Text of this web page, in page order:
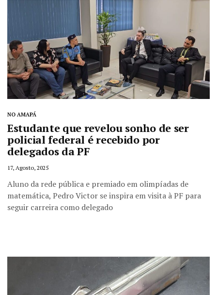
NO AMAPÁ
Estudante que revelou sonho de ser
policial federal é recebido por
delegados da PF
17, Agosto, 2025
Aluno da rede pública e premiado em olimpíadas de
matemática, Pedro Victor se inspira em visita à PF para
seguir carreira como delegado